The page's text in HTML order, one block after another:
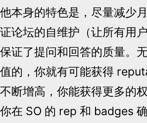
他本身的特色是，尽量减少
证论坛的自维护（让所有用
保证了提问和回答的质量。
值的，你就有可能获得
不断增高，你能获得更多的
你在 SO 的 rep 和 badges